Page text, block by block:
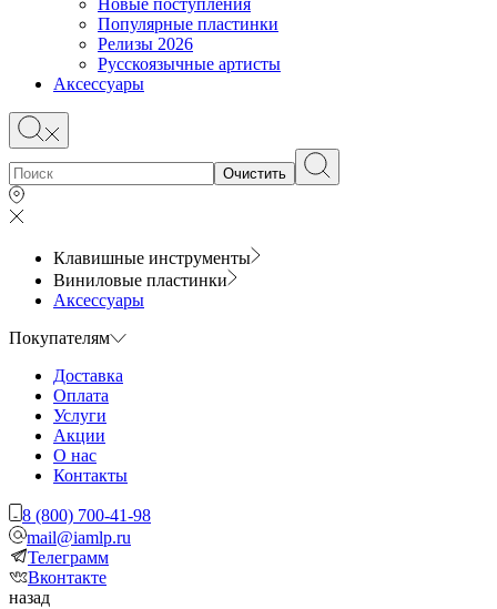
Новые поступления
Популярные пластинки
Релизы 2026
Русскоязычные артисты
Аксессуары
Очистить
Клавишные инструменты
Виниловые пластинки
Аксессуары
Покупателям
Доставка
Оплата
Услуги
Акции
О нас
Контакты
8 (800) 700-41-98
mail@iamlp.ru
Телеграмм
Вконтакте
назад